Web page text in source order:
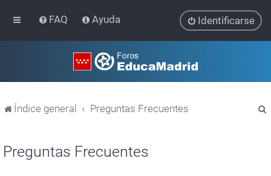
FAQ Ayuda Identificarse
Índice general Preguntas Frecuentes
Preguntas Frecuentes